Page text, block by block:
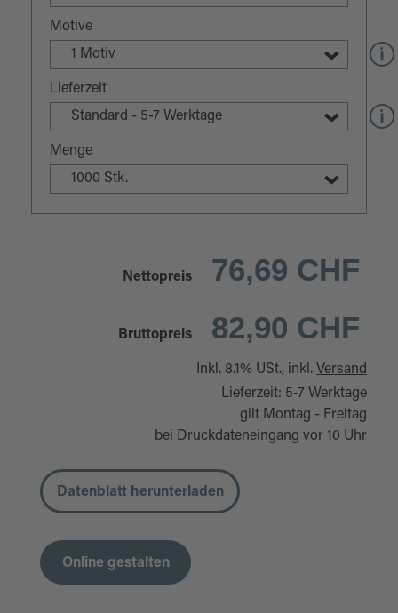
Motive
1 Motiv
Lieferzeit
Standard - 5-7 Werktage
Menge
1000 Stk.
Nettopreis 76,69 CHF
Bruttopreis 82,90 CHF
Inkl. 8.1% USt., inkl. Versand
Lieferzeit: 5-7 Werktage
gilt Montag - Freitag
bei Druckdateneingang vor 10 Uhr
Datenblatt herunterladen
Online gestalten